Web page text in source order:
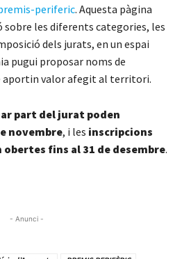
periferic. Aquesta pàgina
les diferents categories, les
dels jurats, en un espai
pugui proposar noms de
aportin valor afegit al territori.
part del jurat poden
novembre, i les inscripcions
fins al 31 de desembre.
- Anunci -